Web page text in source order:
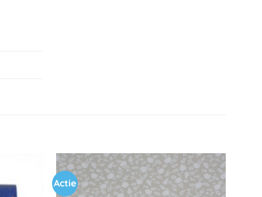
Toevoegen
aan
Actie
Toevoegen
aan